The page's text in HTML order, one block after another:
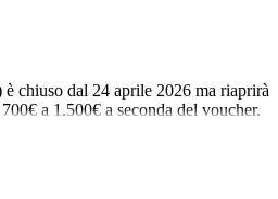
chiuso dal 24 aprile 2026 ma riaprirà
a 1.500€ a seconda del voucher.